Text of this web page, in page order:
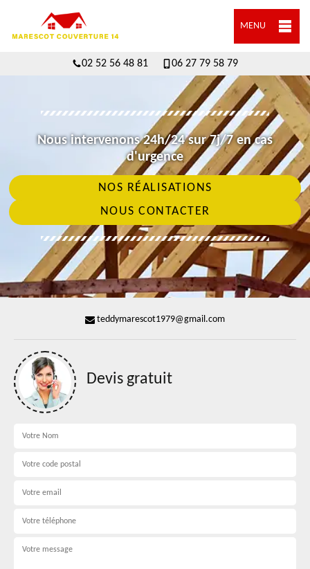
MENU
02 52 56 48 81 06 27 79 58 79
Nous intervenons 24h/24 sur 7j/7 en cas
d'urgence
NOS RÉALISATIONS
NOUS CONTACTER
teddymarescot1979@gmail.com
Devis gratuit